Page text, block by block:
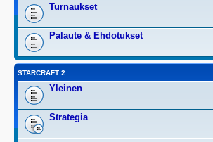
Turnaukset
Palaute & Ehdotukset
STARCRAFT 2
Yleinen
Strategia